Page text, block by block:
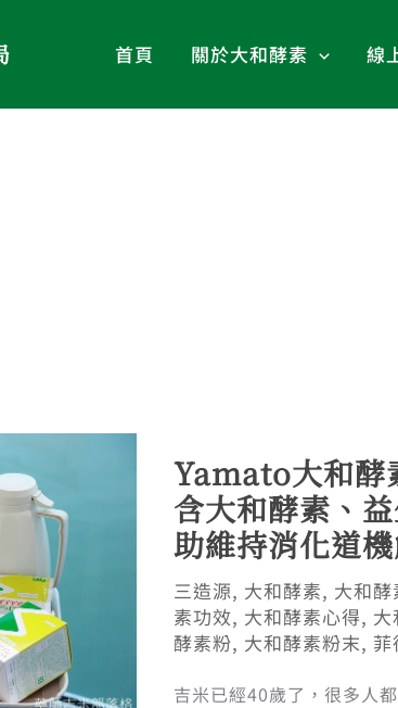
首頁 關於大和酵素 線
Yamato大和酵
含大和酵素、
助維持消化道
三造源, 大和酵素, 大和
素功效, 大和酵素心得, 大
酵素粉, 大和酵素粉末, 菲
吉米已經40歲了，很多人